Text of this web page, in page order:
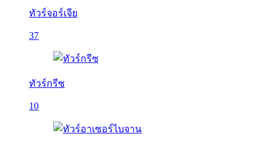
ทัวร์จอร์เจีย
37
ทัวร์กรีซ
10